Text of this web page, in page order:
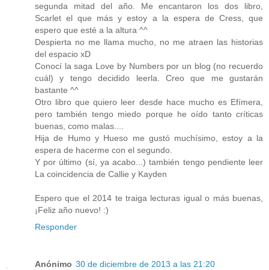
segunda mitad del año. Me encantaron los dos libro,
Scarlet el que más y estoy a la espera de Cress, que
espero que esté a la altura ^^
Despierta no me llama mucho, no me atraen las historias
del espacio xD
Conocí la saga Love by Numbers por un blog (no recuerdo
cuál) y tengo decidido leerla. Creo que me gustarán
bastante ^^
Otro libro que quiero leer desde hace mucho es Efímera,
pero también tengo miedo porque he oído tanto críticas
buenas, como malas....
Hija de Humo y Hueso me gustó muchísimo, estoy a la
espera de hacerme con el segundo.
Y por último (sí, ya acabo...) también tengo pendiente leer
La coincidencia de Callie y Kayden
Espero que el 2014 te traiga lecturas igual o más buenas,
¡Feliz año nuevo! :)
Responder
Anónimo 30 de diciembre de 2013 a las 21:20